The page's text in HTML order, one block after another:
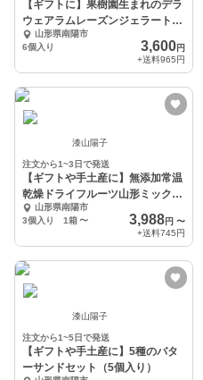
【ギフトに】果樹園生まれのデラ
ウェアラムレーズンジェラート6
個セット
山形県南陽市
6個入り
3,600円
+送料965円
漆山陽子
注文から1~3日で発送
【ギフトや手土産に】無添加常温
乾燥ドライフルーツ山形ミックス
3個セット
山形県南陽市
3個入り 1箱〜 3,988円 〜
+送料745円
漆山陽子
注文から1~5日で発送
【ギフトや手土産に】5種のバタ
ーサンドセット（5個入り）